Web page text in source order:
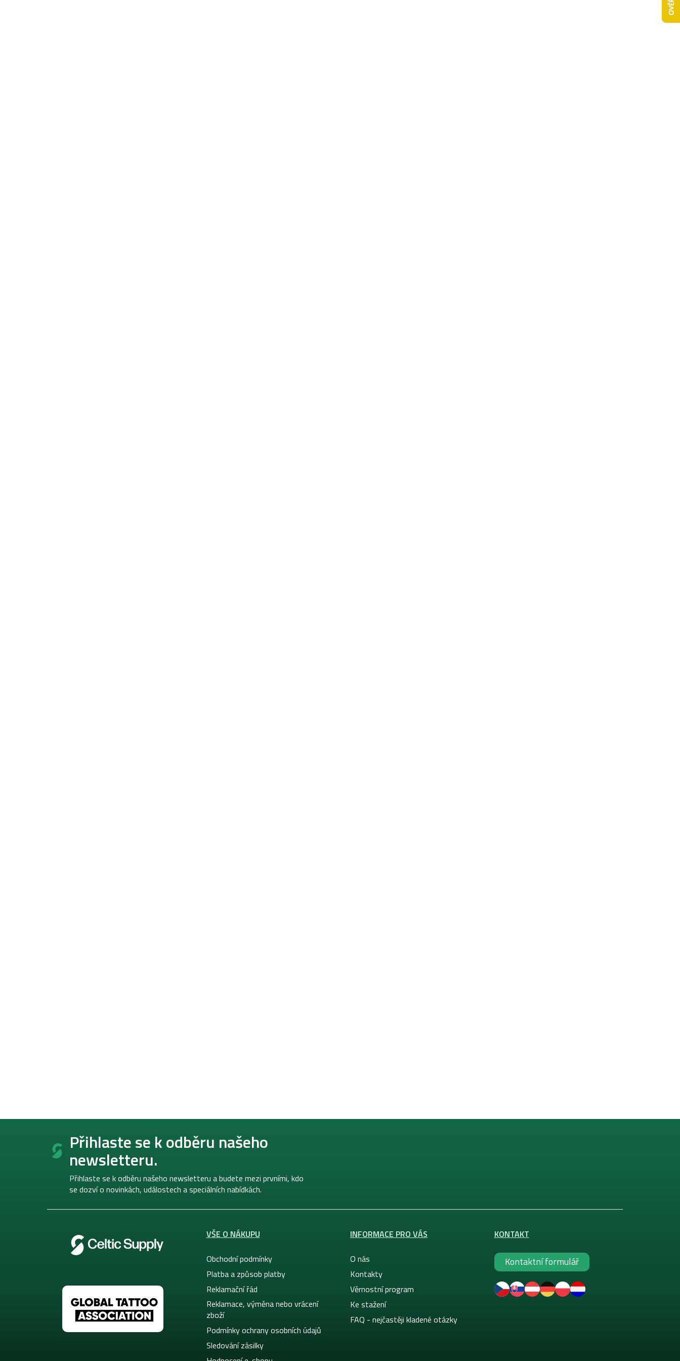
Z
Přihlaste se k odběru našeho
newsletteru.
Přihlaste se k odběru našeho newsletteru a budete mezi prvními, kdo
se dozví o novinkách, událostech a speciálních nabídkách.
VŠE O NÁKUPU
Obchodní podmínky
Platba a způsob platby
Reklamační řád
Reklamace, výměna nebo vrácení
zboží
Podmínky ochrany osobních údajů
Sledování zásilky
INFORMACE PRO VÁS
O nás
Kontakty
Věrnostní program
Ke stažení
FAQ - nejčastěji kladené otázky
KONTAKT
Kontaktní formulář